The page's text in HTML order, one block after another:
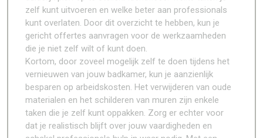
zelf kunt uitvoeren en welke beter aan professionals
kunt overlaten. Door dit overzicht te hebben, kun je
gericht offertes aanvragen voor de werkzaamheden
die je niet zelf wilt of kunt doen.
Kortom, door zoveel mogelijk zelf te doen tijdens het
vernieuwen van jouw badkamer, kun je aanzienlijk
besparen op arbeidskosten. Het verwijderen van oude
materialen en het schilderen van muren zijn enkele
taken die je zelf kunt oppakken. Zorg er echter voor
dat je realistisch blijft over jouw vaardigheden en